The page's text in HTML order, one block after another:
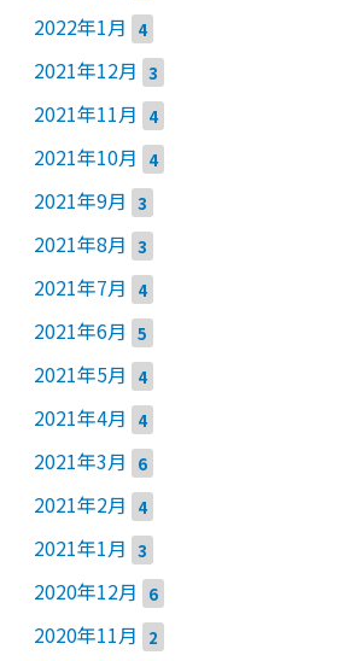
2022年1月 4
2021年12月 3
2021年11月 4
2021年10月 4
2021年9月 3
2021年8月 3
2021年7月 4
2021年6月 5
2021年5月 4
2021年4月 4
2021年3月 6
2021年2月 4
2021年1月 3
2020年12月 6
2020年11月 2